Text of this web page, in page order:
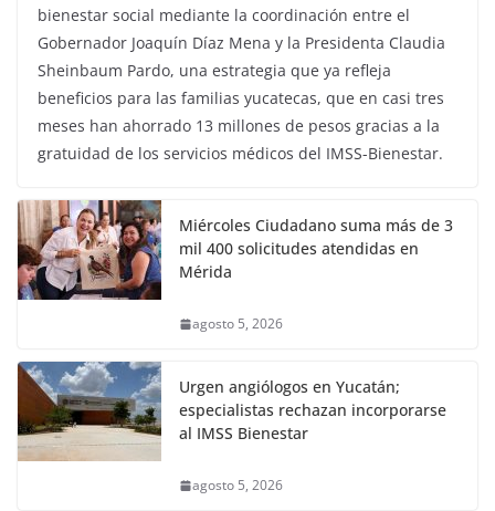
bienestar social mediante la coordinación entre el
Gobernador Joaquín Díaz Mena y la Presidenta Claudia
Sheinbaum Pardo, una estrategia que ya refleja
beneficios para las familias yucatecas, que en casi tres
meses han ahorrado 13 millones de pesos gracias a la
gratuidad de los servicios médicos del IMSS-Bienestar.
Miércoles Ciudadano suma más de 3
mil 400 solicitudes atendidas en
Mérida
agosto 5, 2026
Urgen angiólogos en Yucatán;
especialistas rechazan incorporarse
al IMSS Bienestar
agosto 5, 2026